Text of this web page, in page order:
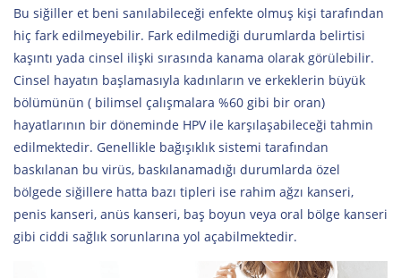
Bu siğiller et beni sanılabileceği enfekte olmuş kişi tarafından
hiç fark edilmeyebilir. Fark edilmediği durumlarda belirtisi
kaşıntı yada cinsel ilişki sırasında kanama olarak görülebilir.
Cinsel hayatın başlamasıyla kadınların ve erkeklerin büyük
bölümünün ( bilimsel çalışmalara %60 gibi bir oran)
hayatlarının bir döneminde HPV ile karşılaşabileceği tahmin
edilmektedir. Genellikle bağışıklık sistemi tarafından
baskılanan bu virüs, baskılanamadığı durumlarda özel
bölgede siğillere hatta bazı tipleri ise rahim ağzı kanseri,
penis kanseri, anüs kanseri, baş boyun veya oral bölge kanseri
gibi ciddi sağlık sorunlarına yol açabilmektedir.